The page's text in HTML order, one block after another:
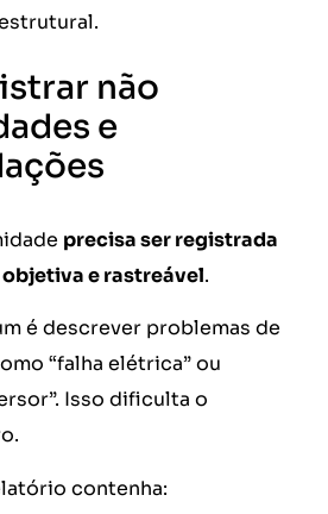
não
e
precisa ser registrada
e rastreável.
é descrever problemas de
“falha elétrica” ou
Isso dificulta o
contenha: